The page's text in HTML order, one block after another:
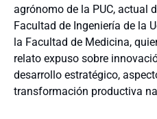
agrónomo de la PUC, actual
Facultad de Ingeniería de la
la Facultad de Medicina,
relato expuso sobre
desarrollo estratégico,
transformación productiva